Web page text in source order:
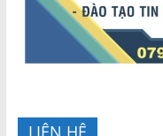
LIÊN HỆ